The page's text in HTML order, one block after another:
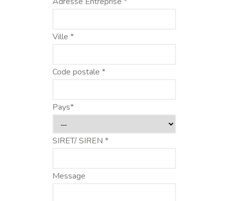
Ville *
Code postale *
Pays*
SIRET/ SIREN *
Message